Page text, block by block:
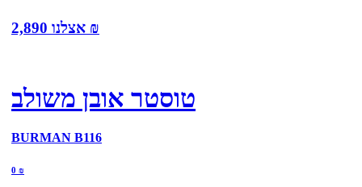
אצלנו 2,890 ₪
טוסטר אובן משולב
BURMAN B116
0 ₪